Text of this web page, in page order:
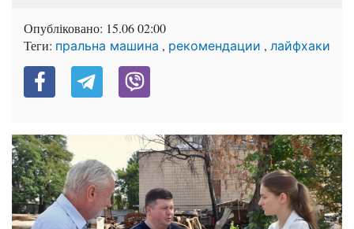
Опубліковано: 15.06 02:00
Теги: пральна машина , рекомендации , лайфхаки